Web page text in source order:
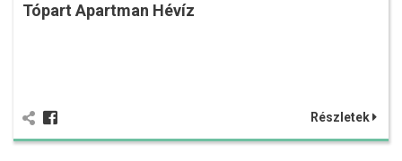
Tópart Apartman Hévíz
Részletek